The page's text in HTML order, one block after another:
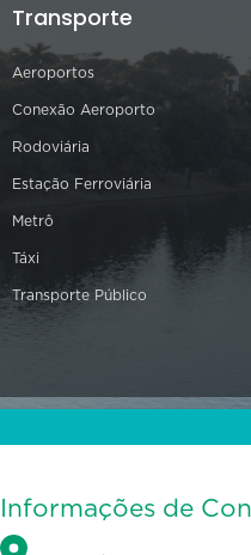
Transporte
Aeroportos
Conexão Aeroporto
Rodoviária
Estação Ferroviária
Metrô
Táxi
Transporte Público
Informações de